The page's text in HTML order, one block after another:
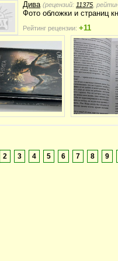
Дива (рецензий: 11375 ,
Фото обложки и страниц
Рейтинг рецензии: +11
2 3 4 5 6 7 8 9